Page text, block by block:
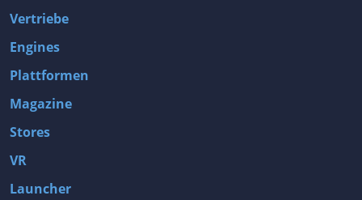
Vertriebe
Engines
Plattformen
Magazine
Stores
VR
Launcher